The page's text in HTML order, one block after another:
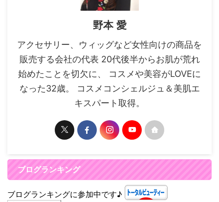
野本 愛
アクセサリー、ウィッグなど女性向けの商品を
販売する会社の代表 20代後半からお肌が荒れ
始めたことを切欠に、 コスメや美容がLOVEに
なった32歳。 コスメコンシェルジュ＆美肌エ
キスパート取得。
ブログランキング
ブログランキングに参加中です♪